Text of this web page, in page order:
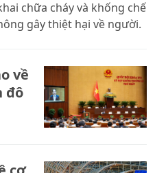
chữa cháy và khống chế
gây thiệt hại về người.
về
đô